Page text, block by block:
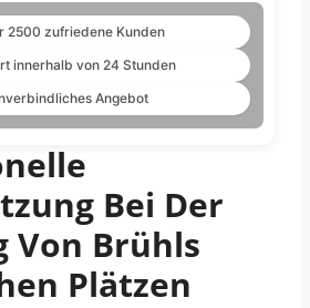
2500 zufriedene Kunden
innerhalb von 24 Stunden
Angebot
Bei Der
Von Brühls
Plätzen